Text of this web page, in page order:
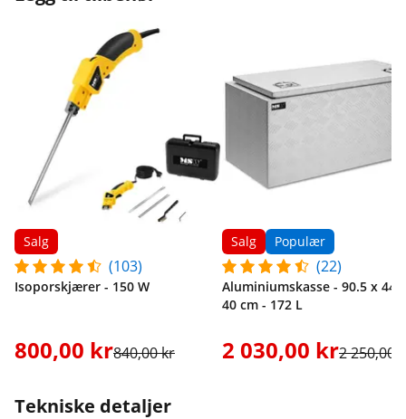
Salg
(103)
Isoporskjærer - 150 W
800,00 kr840,00 kr
Salg Populær
(22)
Aluminiumskasse - 90.5 x
40 cm - 172 L
2 030,00 kr2 250,00
Tekniske detaljer